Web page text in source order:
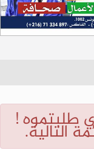
طلبتموه !
التالية.